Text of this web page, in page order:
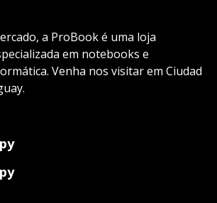
a ProBook é uma loja
em notebooks e
Venha nos visitar em Ciudad